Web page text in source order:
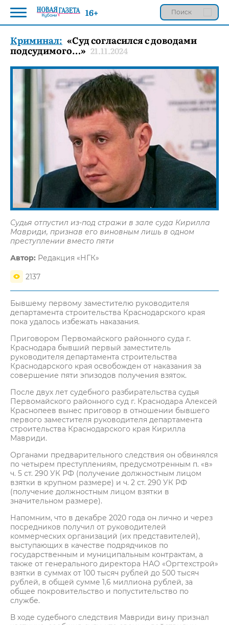
Криминал: «Суд согласился с доводами
подсудимого…» 21.11.2024
Судья отпустил из-под стражи в зале суда Кирилла
Мавриди, признав его виновным лишь в одном
преступлении вместо пяти
Автор: Редакция «НГК»
2137
Бывшему первому заместителю руководителя
департамента строительства Краснодарского края
пока удалось избежать наказания.
Приговором Первомайского районного суда г.
Краснодара бывший первый заместитель
руководителя департамента строительства
Краснодарского края освобожден от наказания за
совершение пяти эпизодов получения взяток.
После двух лет судебного разбирательства судья
Первомайского районного суд г. Краснодара Алексей
Краснопеев вынес приговор в отношении бывшего
первого заместителя руководителя департамента
строительства Краснодарского края Кирилла
Мавриди.
Органами предварительного следствия он обвинялся
по четырем преступлениям, предусмотренным п. «в»
ч. 5 ст. 290 УК РФ (получение должностным лицом
взятки в крупном размере) и ч. 2 ст. 290 УК РФ
(получение должностным лицом взятки в
значительном размере).
Напомним, что в декабре 2020 года он лично и через
посредников получил от руководителей
коммерческих организаций (их представителей),
выступающих в качестве подрядчиков по
государственным и муниципальным контрактам, а
также от генерального директора НАО «Оргтехстрой»
взятки в суммах от 100 тысяч рублей до 500 тысяч
рублей, в общей сумме 1,6 миллиона рублей, за
общее покровительство и попустительство по
службе.
В ходе судебного следствия Мавриди вину признал
16+